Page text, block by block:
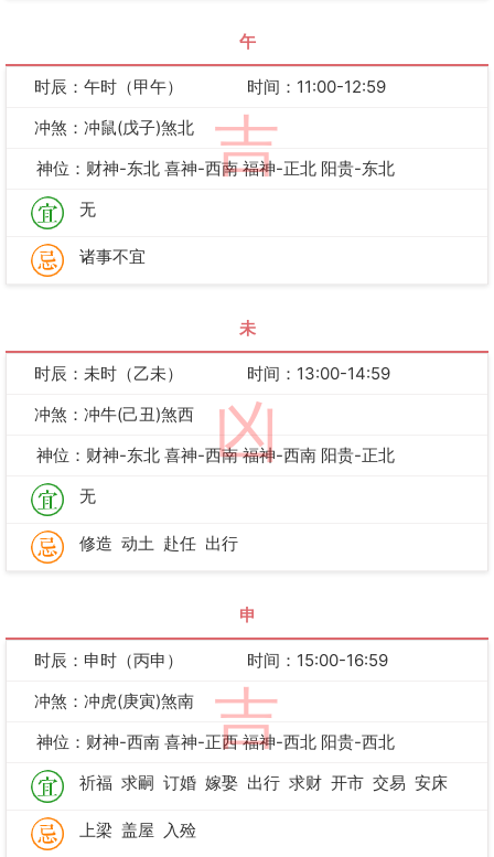
午
吉
时辰：午时（甲午）
时间：11:00-12:59
冲煞：冲鼠(戊子)煞北
神位：财神-东北 喜神-西南 福神-正北 阳贵-东北
无
诸事不宜
未
凶
时辰：未时（乙未）
时间：13:00-14:59
冲煞：冲牛(己丑)煞西
神位：财神-东北 喜神-西南 福神-西南 阳贵-正北
无
修造 动土 赴任 出行
申
吉
时辰：申时（丙申）
时间：15:00-16:59
冲煞：冲虎(庚寅)煞南
神位：财神-西南 喜神-正西 福神-西北 阳贵-西北
祈福 求嗣 订婚 嫁娶 出行 求财 开市 交易 安床
上梁 盖屋 入殓